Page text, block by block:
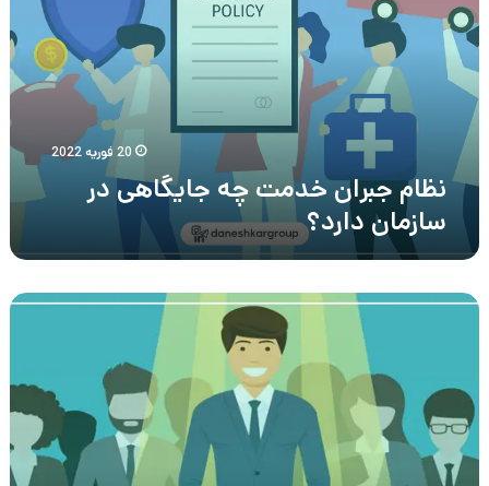
چه
جایگاهی
در
سازمان
دارد؟
20 فوریه 2022
نظام جبران خدمت چه جایگاهی در
سازمان دارد؟
هدهانتینگ
استخدام